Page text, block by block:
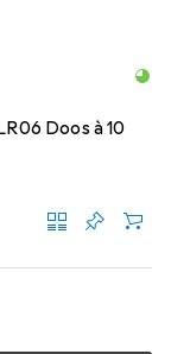
Doos à 10